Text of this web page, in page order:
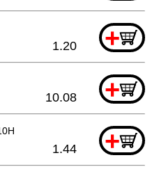
+
1.20
+
10.08
+
1.44